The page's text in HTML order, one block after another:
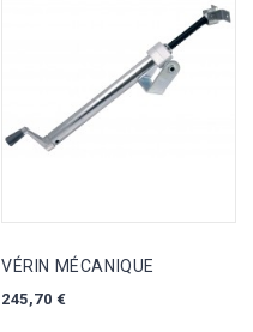
VÉRIN MÉCANIQUE
Prix
245,70 €